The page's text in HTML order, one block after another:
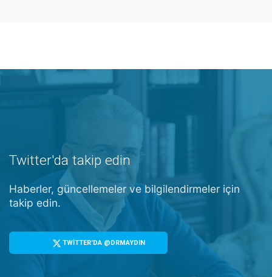
Twitter'da takip edin
Haberler, güncellemeler ve bilgilendirmeler için
takip edin.
TWİTTER'DA @DRMAYDIN